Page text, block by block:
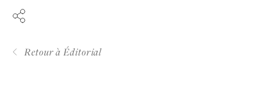
Mosaïques
Accessoires
Retour à Éditorial